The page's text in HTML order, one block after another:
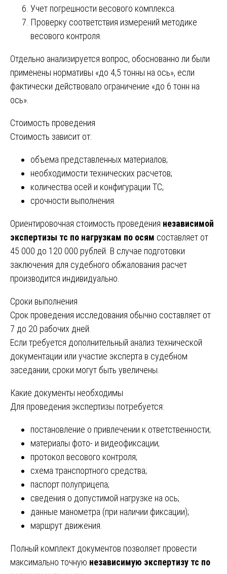
Учет погрешности весового комплекса.
Проверку соответствия измерений методике
весового контроля.
Отдельно анализируется вопрос, обоснованно ли были
применены нормативы «до 4,5 тонны на ось», если
фактически действовало ограничение «до 6 тонн на
ось».
Стоимость проведения
Стоимость зависит от:
объема представленных материалов;
необходимости технических расчетов;
количества осей и конфигурации ТС;
срочности выполнения.
Ориентировочная стоимость проведения независимой
экспертизы тс по нагрузкам по осям составляет от
45 000 до 120 000 рублей. В случае подготовки
заключения для судебного обжалования расчет
производится индивидуально.
Сроки выполнения
Срок проведения исследования обычно составляет от
7 до 20 рабочих дней.
Если требуется дополнительный анализ технической
документации или участие эксперта в судебном
заседании, сроки могут быть увеличены.
Какие документы необходимы
Для проведения экспертизы потребуется:
постановление о привлечении к ответственности;
материалы фото- и видеофиксации;
протокол весового контроля;
схема транспортного средства;
паспорт полуприцепа;
сведения о допустимой нагрузке на ось;
данные манометра (при наличии фиксации);
маршрут движения.
Полный комплект документов позволяет провести
максимально точную независимую экспертизу тс по